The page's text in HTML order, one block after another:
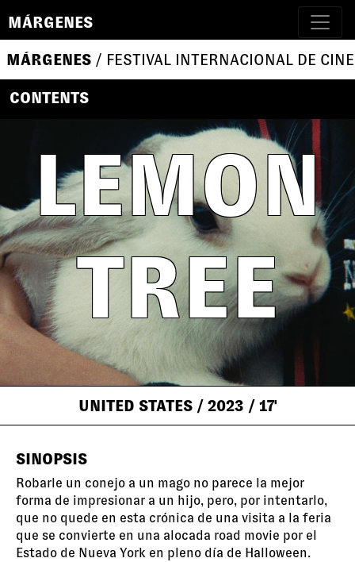
MÁRGENES
MÁRGENES / FESTIVAL INTERNACIONAL DE
CONTENTS
LEMON
TREE
UNITED STATES / 2023 / 17'
SINOPSIS
Robarle un conejo a un mago no parece la mejor
forma de impresionar a un hijo, pero, por intentarlo,
que no quede en esta crónica de una visita a la feria
que se convierte en una alocada road movie por el
Estado de Nueva York en pleno día de Halloween.